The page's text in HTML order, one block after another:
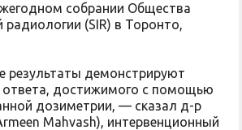
собрании Общества
радиологии (SIR) в Торонто,
результаты демонстрируют
ответа, достижимого с помощью
дозиметрии, — сказал д-р
Mahvash), интервенционный